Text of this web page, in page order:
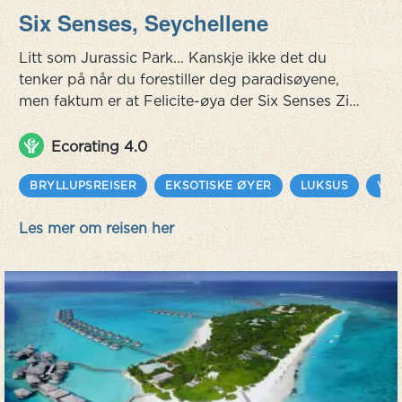
Six Senses, Seychellene
Litt som Jurassic Park... Kanskje ikke det du
tenker på når du forestiller deg paradisøyene,
men faktum er at Felicite-øya der Six Senses Zil
Pasyon ligger er like vakker og dramatisk som i
filmen. De omkringliggende granittblokkene er
enorme i en serie taggede og buede former som
finnes overalt og gir denne øya et mye mer
dramatisk utseende enn noen annen i denne
kjeden på 115 øyer. For å komm...
Ecorating 4.0
BRYLLUPSREISER EKSOTISKE ØYER LUKSUS
Les mer om reisen her